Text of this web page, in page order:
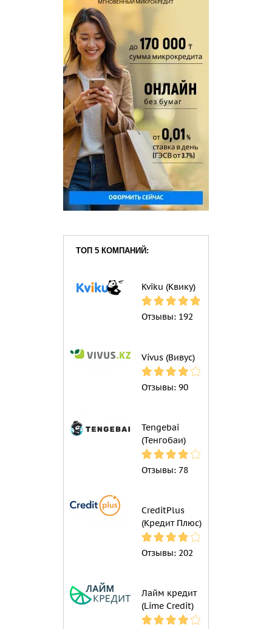
ТОП 5 КОМПАНИЙ:
Kviku (Квику)
Отзывы: 192
Vivus (Вивус)
Отзывы: 90
Tengebai
(Тенгобаи)
Отзывы: 78
CreditPlus
(Кредит Плюс)
Отзывы: 202
Лайм кредит
(Lime Credit)